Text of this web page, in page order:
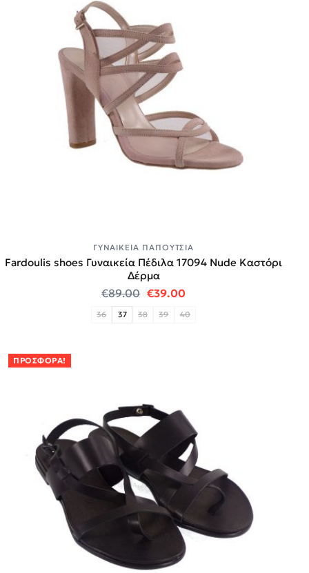
ΓΥΝΑΙΚΕΊΑ ΠΑΠΟΎΤΣΙΑ
Fardoulis shoes Γυναικεία Πέδιλα 17094 Nude Καστόρι
Δέρμα
€89.00 Original price was: €89.00.
€39.00Η τρέχουσα τιμή
36 37 38 39 40
ΠΡΟΣΦΟΡΆ!